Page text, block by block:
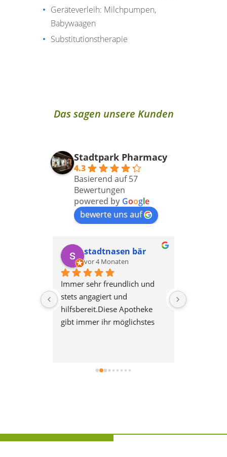
Geräteverleih: Milchpumpen,
Babywaagen
Substitutionstherapie
Das sagen unsere Kunden
Stadtpark Pharmacy
4.3
Basierend auf 57
Bewertungen
powered by Google
bewerte uns auf
stadtnasen bär
vor 4 Monaten
Immer sehr freundlich und
stets angagiert und
hilfsbereit.Diese Apotheke
gibt immer ihr möglichstes